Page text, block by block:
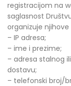
registracijom na
saglasnost
organizuje
– IP adresa;
– ime i prezime;
– adresa stalnog
dostavu;
– telefonski broj/